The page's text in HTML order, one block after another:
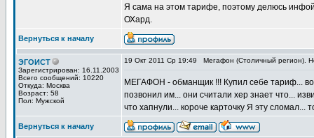
Я сама на этом тарифе, поэтому делюсь
ОХард.
Вернуться к началу
ЭГОИСТ
Зарегистрирован: 16.11.2003
Всего сообщений: 10220
Откуда: Москва
Возраст: 58
Пол: Мужской
19 Окт 2011 Ср 19:49 Мегафон (Столичный регион).
МЕГАФОН - обманщик !!! Купил себе тариф...
позвонил им... они считали хер знает что...
что хапнули... короче карточку Я эту сломал...
Вернуться к началу